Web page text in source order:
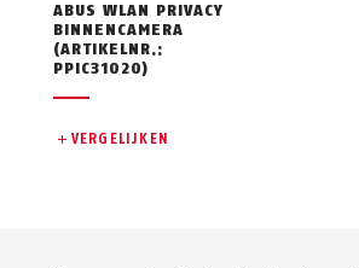
ABUS WLAN PRIVACY
BINNENCAMERA
(ARTIKELNR.:
PPIC31020)
VERGELIJKEN